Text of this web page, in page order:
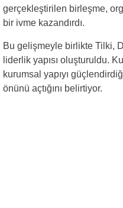
gerçekleştirilen birleşme,
bir ivme kazandırdı.
Bu gelişmeyle birlikte Tilki,
liderlik yapısı oluşturuldu.
kurumsal yapıyı
önünü açtığını belirtiyor.